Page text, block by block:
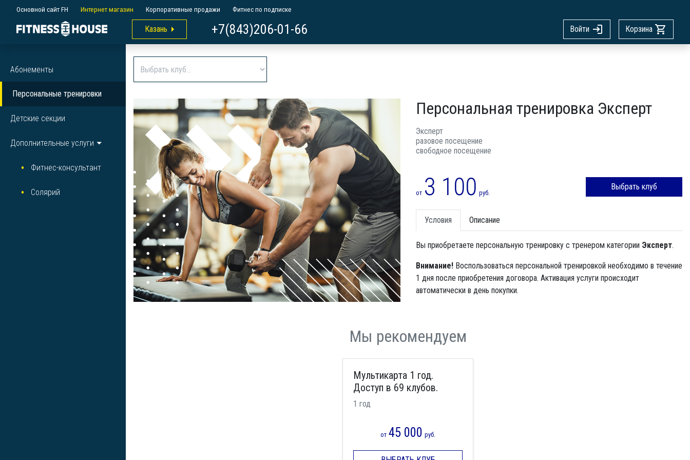
Основной сайт FH Интернет магазин Корпоративные продажи Фитнес по подписке
Казань +7(843)206-01-66 Войти Корзина
Абонементы
Персональные тренировки
Детские секции
Дополнительные услуги
Фитнес-консультант
Солярий
Персональная тренировка Эксперт
Эксперт
разовое посещение
свободное посещение
от 3 100 руб.
Выбрать клуб
Условия Описание
Вы приобретаете персональную тренировку с тренером категории Эксперт.
Внимание!Воспользоваться персональной тренировкой необходимо в течение
1 дня после приобретения договора. Активация услуги происходит
автоматически в день покупки.
Мы рекомендуем
Мультикарта 1 год.
Доступ в 69 клубов.
1 год
от 45 000 руб.